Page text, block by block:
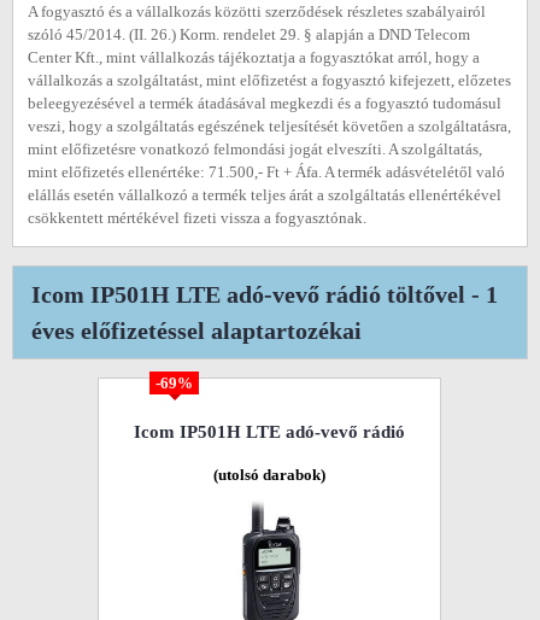
A fogyasztó és a vállalkozás közötti szerződések részletes szabályairól
szóló 45/2014. (II. 26.) Korm. rendelet 29. § alapján a DND Telecom
Center Kft., mint vállalkozás tájékoztatja a fogyasztókat arról, hogy a
vállalkozás a szolgáltatást, mint előfizetést a fogyasztó kifejezett, előzetes
beleegyezésével a termék átadásával megkezdi és a fogyasztó tudomásul
veszi, hogy a szolgáltatás egészének teljesítését követően a szolgáltatásra,
mint előfizetésre vonatkozó felmondási jogát elveszíti. A szolgáltatás,
mint előfizetés ellenértéke: 71.500,- Ft + Áfa. A termék adásvételétől való
elállás esetén vállalkozó a termék teljes árát a szolgáltatás ellenértékével
csökkentett mértékével fizeti vissza a fogyasztónak.
Icom IP501H LTE adó-vevő rádió töltővel - 1
éves előfizetéssel alaptartozékai
-69%
Icom IP501H LTE adó-vevő rádió
(utolsó darabok)